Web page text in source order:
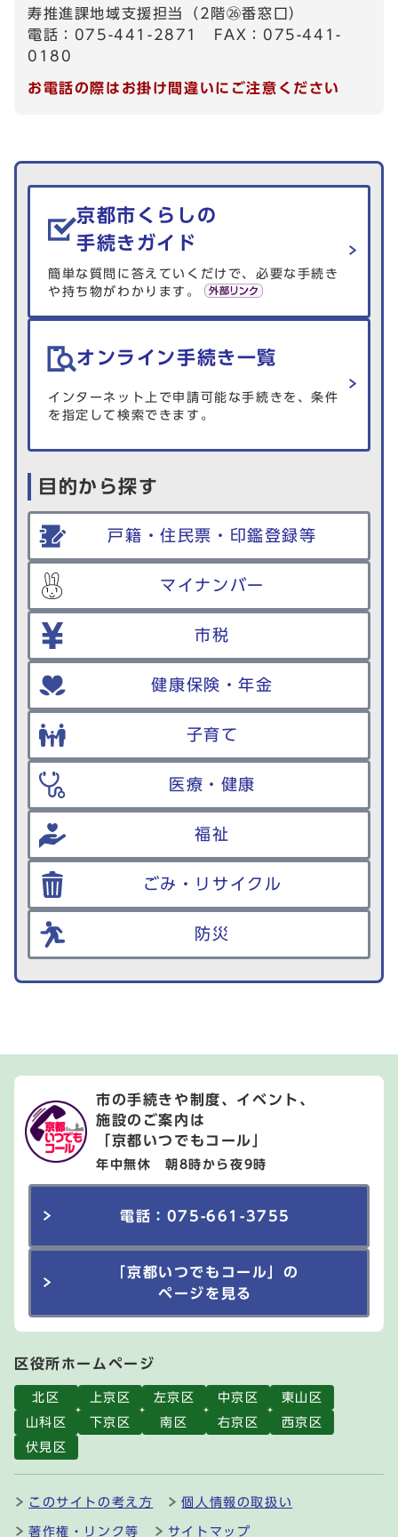
寿推進課地域支援担当（2階㉖番窓口）
電話：075-441-2871 FAX：075-441-
0180
お電話の際はお掛け間違いにご注意ください
生活情報を探す
京都市くらしの
手続きガイド
簡単な質問に答えていくだけで、必要な手続き
や持ち物がわかります。
オンライン手続き一覧
インターネット上で申請可能な手続きを、条件
を指定して検索できます。
目的から探す
戸籍・住民票・印鑑登録等
マイナンバー
市税
健康保険・年金
子育て
医療・健康
福祉
ごみ・リサイクル
防災
市の手続きや制度、イベント、
施設のご案内は
「京都いつでもコール」
年中無休 朝8時から夜9時
電話：075-661-3755
「京都いつでもコール」の
ページを見る
区役所ホームページ
北区 上京区 左京区 中京区
東山区
山科区
下京区 南区 右京区
西京区
伏見区
このサイトの考え方 個人情報の取扱い
著作権・リンク等 サイトマップ